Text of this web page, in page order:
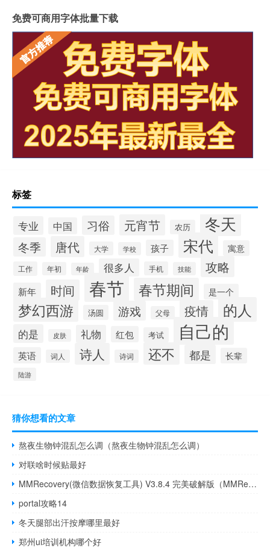
免费可商用字体批量下载
标签
专业 中国 习俗 元宵节 农历 冬天
冬季 唐代 大学 学校 孩子 宋代 寓意
工作 年初 年龄 很多人 手机 技能 攻略
新年 时间 春节 春节期间 是一个
梦幻西游 汤圆 游戏 父母 疫情 的人
的是 皮肤 礼物 红包 考试 自己的
英语 词人 诗人 诗词 还不 都是 长辈
陆游
猜你想看的文章
熬夜生物钟混乱怎么调（熬夜生物钟混乱怎么调）
对联啥时候贴最好
MMRecovery(微信数据恢复工具) V3.8.4 完美破解版（MMRecovery(微信数据恢复工具) V3.8.4 完美破解版功能简介）
portal攻略14
冬天腿部出汗按摩哪里最好
郑州ui培训机构哪个好